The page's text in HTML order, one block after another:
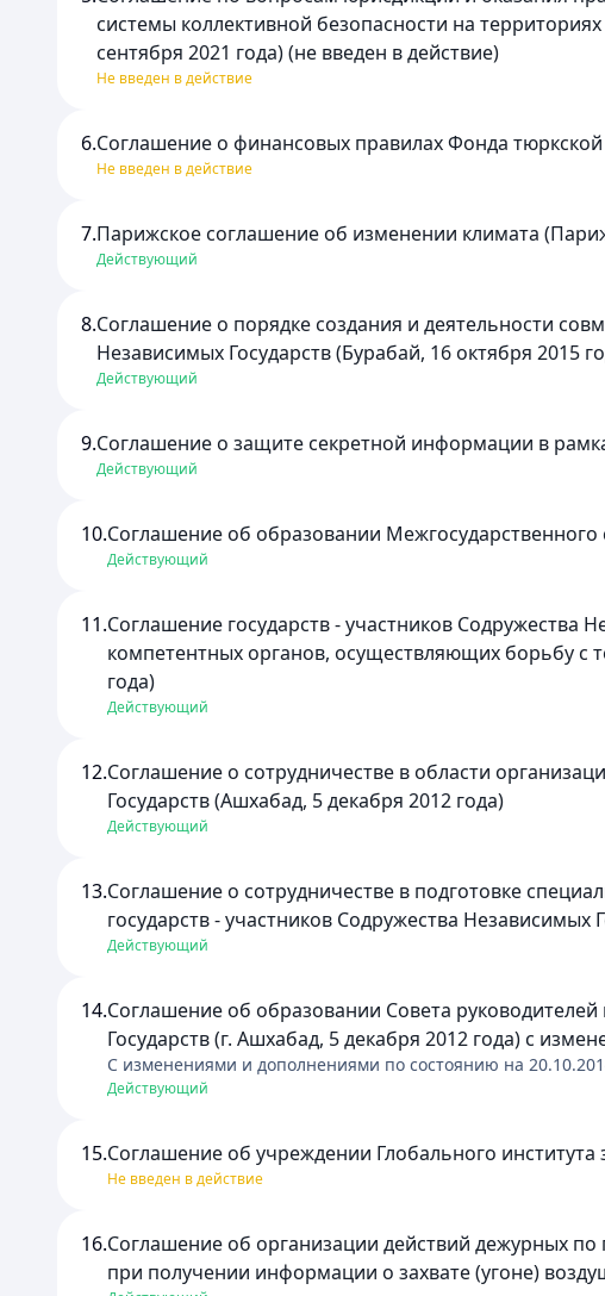
системы коллективной безопасности на
сентября 2021 года) (не введен в действие)
Не введен в действие
6.Соглашение о финансовых правилах Фонда тюркской
Не введен в действие
7.Парижское соглашение об изменении климата
Действующий
8.Соглашение о порядке создания и деятельности
Независимых Государств (Бурабай, 16 октября 2015
Действующий
9.Соглашение о защите секретной информации в
Действующий
10.Соглашение об образовании
Действующий
11.Соглашение государств - участников Содружества
компетентных органов, осуществляющих борьбу
года)
Действующий
12.Соглашение о сотрудничестве в области
Государств (Ашхабад, 5 декабря 2012 года)
Действующий
13.Соглашение о сотрудничестве в подготовке
государств - участников Содружества Независимых
Действующий
14.Соглашение об образовании Совета
Государств (г. Ашхабад, 5 декабря 2012 года) с
C изменениями и дополнениями по состоянию на
Действующий
15.Соглашение об учреждении Глобального
Не введен в действие
16.Соглашение об организации действий дежурных по
при получении информации о захвате (угоне)